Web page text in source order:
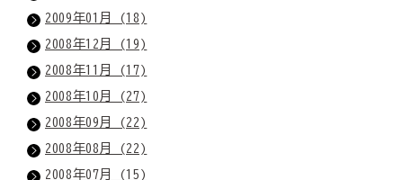
2009年01月 (18)
2008年12月 (19)
2008年11月 (17)
2008年10月 (27)
2008年09月 (22)
2008年08月 (22)
2008年07月 (15)